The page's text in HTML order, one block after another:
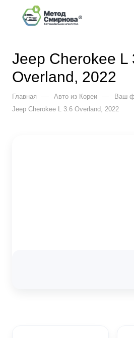
Jeep Cherokee L
Overland, 2022
Главная — Авто из Кореи — Ваш
Jeep Cherokee L 3.6 Overland, 2022